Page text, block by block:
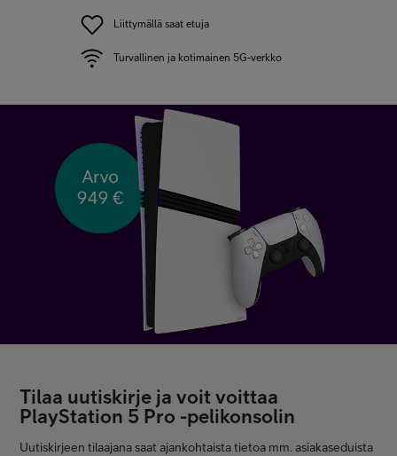
Liittymällä saat etuja
Turvallinen ja kotimainen 5G-verkko
Tilaa uutiskirje ja voit voittaa
PlayStation 5 Pro -pelikonsolin
Uutiskirjeen tilaajana saat ajankohtaista tietoa mm. asiakaseduista